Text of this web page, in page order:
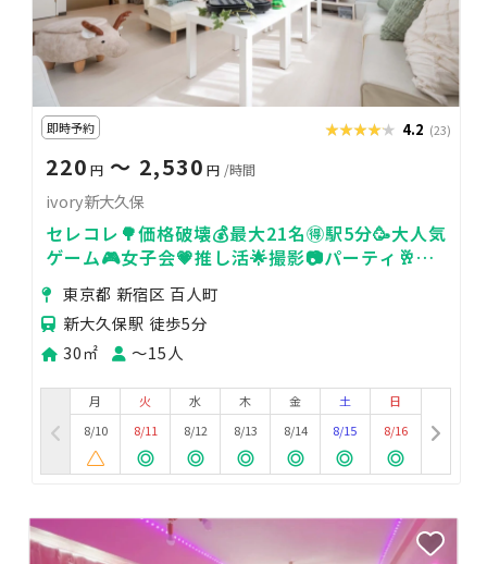
即時予約 ★★★★★
★★★★★ 4.2 (23)
220 円〜 2,530 円 /時間
ivory新大久保
セレコレ🌳価格破壊💰最大21名🉐駅5分🥳大人気
ゲーム🎮女子会💗推し活🌟撮影📷パーティ🥂
24H飲み会🍻ivory新大久保
東京都 新宿区 百人町
新大久保駅 徒歩5分
30㎡
〜15人
月
8/10
火
8/11
水
8/12
木
8/13
金
8/14
土
8/15
日
8/16